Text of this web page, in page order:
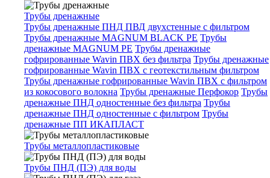
Трубы дренажные
Трубы дренажные ПНД ПВД двухстенные с фильтром
Трубы дренажные MAGNUM BLACK PE Трубы
дренажные MAGNUM PE Трубы дренажные
гофрированные Wavin ПВХ без фильтра Трубы дренажные
гофрированные Wavin ПВХ с геотекстильным фильтром
Трубы дренажные гофрированные Wavin ПВХ с фильтром
из кокосового волокна Трубы дренажные Перфокор Трубы
дренажные ПНД одностенные без фильтра Трубы
дренажные ПНД одностенные с фильтром Трубы
дренажные ПП ИКАПЛАСТ
Трубы металлопластиковые
Трубы ПНД (ПЭ) для воды